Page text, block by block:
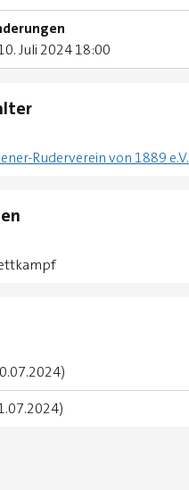
Juli 2024 18:00
Ruderverein von 1889 e.V.